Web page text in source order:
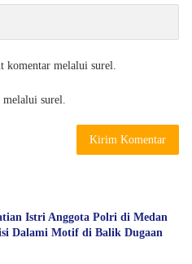
komentar melalui surel.
melalui surel.
Istri Anggota Polri di Medan
Dalami Motif di Balik Dugaan